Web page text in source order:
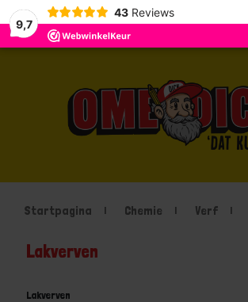
9,7
43 Reviews
Startpagina Chemie Verf
Lakverven
Lakverven